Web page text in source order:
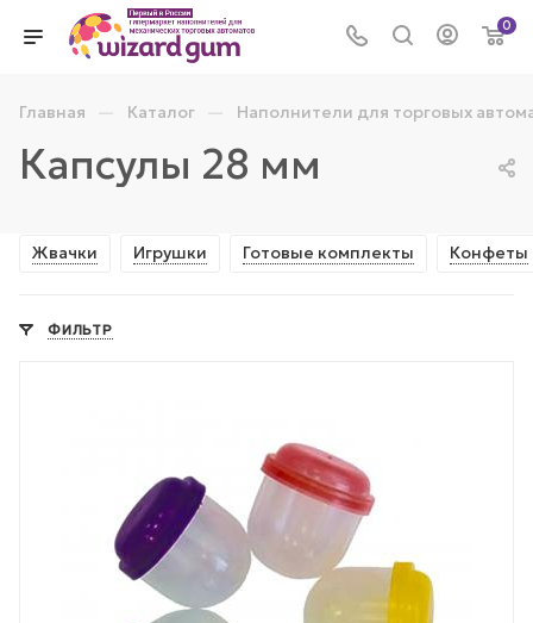
0
Главная — Каталог — Наполнители для торговых
Капсулы 28 мм
Жвачки Игрушки Готовые комплекты Конфеты
ФИЛЬТР